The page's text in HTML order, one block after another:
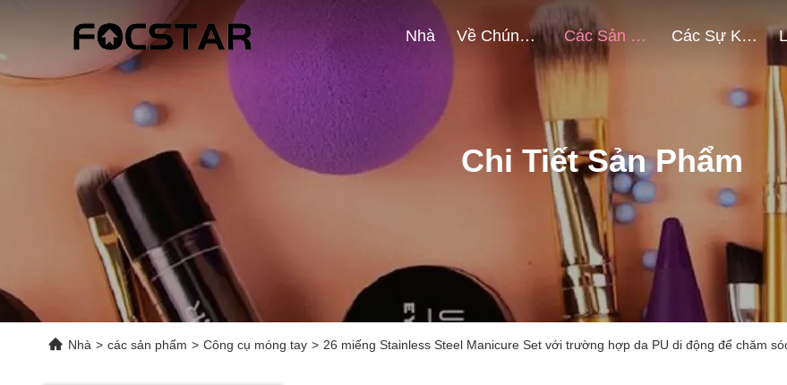
Nhà Về Chúng Tôi Các Sản Phẩm Các Sự Kiện
Chi Tiết Sản Phẩm
Nhà > các sản phẩm > Công cụ móng tay > 26 miếng Stainless Steel Manicure Set với trường hợp da PU di động để chăm